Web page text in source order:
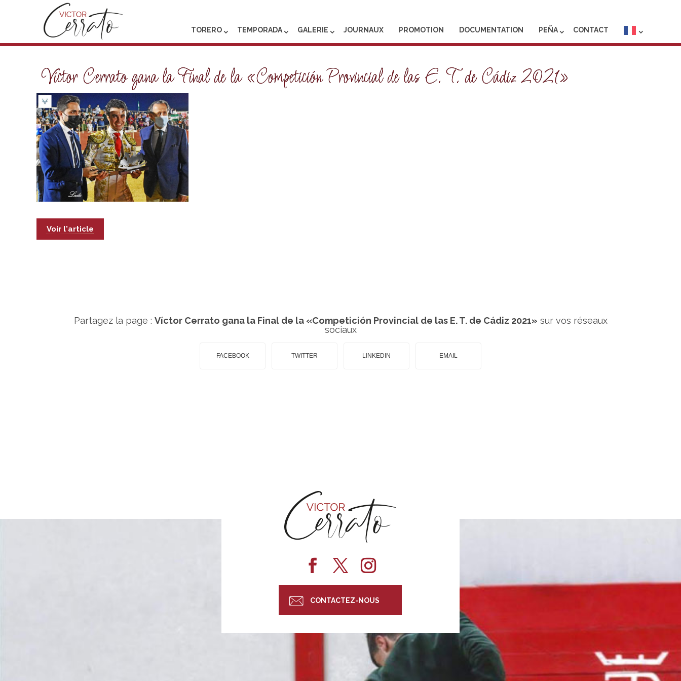
TORERO TEMPORADA GALERIE JOURNAUX PROMOTION DOCUMENTATION PEÑA CONTACT
Víctor Cerrato gana la Final de la «Competición Provincial de las E. T. de Cádiz 2021»
Voir l'article
Partagez la page : Víctor Cerrato gana la Final de la «Competición Provincial de las E. T. de Cádiz 2021» sur vos réseaux
sociaux
FACEBOOK TWITTER LINKEDIN EMAIL
CONTACTEZ-NOUS